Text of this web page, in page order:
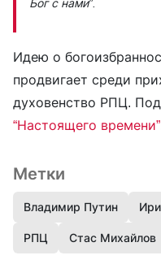
Бог с нами”.
Идею о
продвигает среди
духовенство РПЦ.
“Настоящего времени”
Метки
Владимир Путин
РПЦ Стас Михайлов